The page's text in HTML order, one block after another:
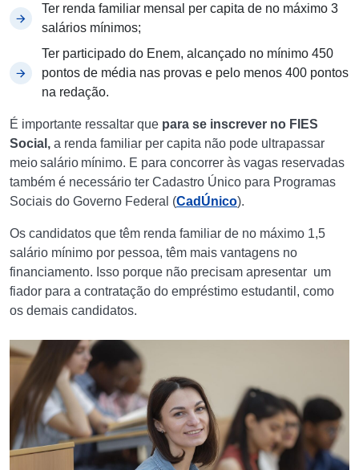
Ter renda familiar mensal per capita de no máximo 3
salários mínimos;
Ter participado do Enem, alcançado no mínimo 450
pontos de média nas provas e pelo menos 400 pontos
na redação.
É importante ressaltar que para se inscrever no FIES
Social, a renda familiar per capita não pode ultrapassar
meio salário mínimo. E para concorrer às vagas reservadas
também é necessário ter Cadastro Único para Programas
Sociais do Governo Federal (CadÚnico).
Os candidatos que têm renda familiar de no máximo 1,5
salário mínimo por pessoa, têm mais vantagens no
financiamento. Isso porque não precisam apresentar um
fiador para a contratação do empréstimo estudantil, como
os demais candidatos.